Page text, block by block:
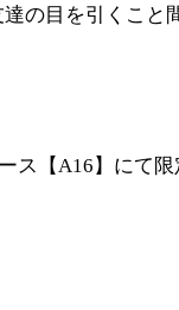
の目を引くこと
ス【A16】にて